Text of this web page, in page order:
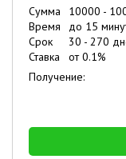
Сумма 10000 -
Время
до 15
Срок
30 - 270
Ставка
от0.1%
Получение: